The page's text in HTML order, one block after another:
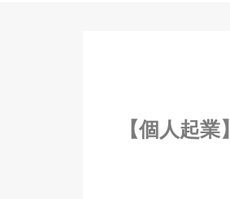
【個人起